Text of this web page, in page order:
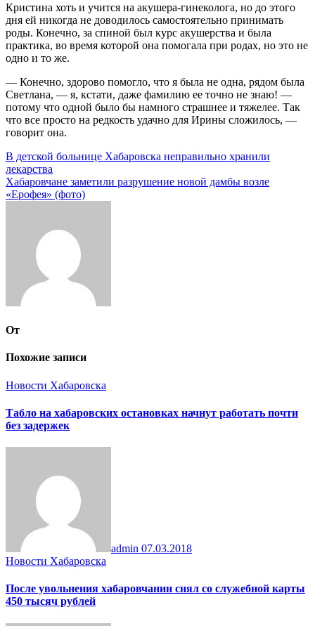
Кристина хоть и учится на акушера-гинеколога, но до этого
дня ей никогда не доводилось самостоятельно принимать
роды. Конечно, за спиной был курс акушерства и была
практика, во время которой она помогала при родах, но это не
одно и то же.
— Конечно, здорово помогло, что я была не одна, рядом была
Светлана, — я, кстати, даже фамилию ее точно не знаю! —
потому что одной было бы намного страшнее и тяжелее. Так
что все просто на редкость удачно для Ирины сложилось, —
говорит она.
Навигация
по
записям
В детской больнице Хабаровска неправильно хранили
лекарства
Хабаровчане заметили разрушение новой дамбы возле
«Ерофея» (фото)
От
Похожие записи
Новости Хабаровска
Табло на хабаровских остановках начнут работать почти
без задержек
admin 07.03.2018
Новости Хабаровска
После увольнения хабаровчанин снял со служебной карты
450 тысяч рублей